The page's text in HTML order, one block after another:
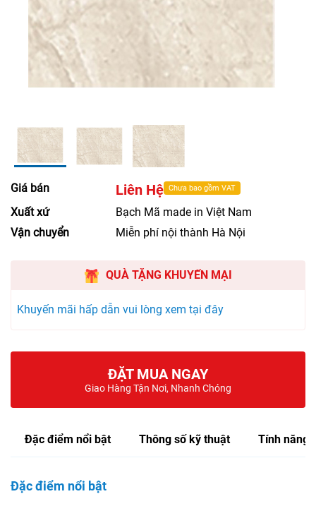
Giá bán Liên Hệ Chưa bao gồm VAT
Xuất xứ
Bạch Mã made in Việt Nam
Vận chuyển
Miễn phí nội thành Hà Nội
QUÀ TẶNG KHUYẾN MẠI
Khuyến mãi hấp dẫn vui lòng xem tại đây
ĐẶT MUA NGAY
Giao Hàng Tận Nơi, Nhanh Chóng
Đặc điểm nổi bật Thông số kỹ thuật Tính năng
Đặc điểm nổi bật